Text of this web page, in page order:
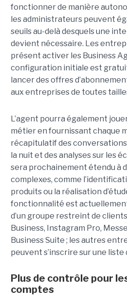
fonctionner de manière
les administrateurs peuvent
seuils au-delà desquels une
devient nécessaire. Les
présent activer les Business
configuration initiale est
lancer des offres
aux entreprises de toutes
L’agent pourra également
métier en fournissant chaque
récapitulatif des
la nuit et des analyses sur les
sera prochainement étendu à
complexes, comme
produits ou la réalisation
fonctionnalité est
d’un groupe restreint de
Business, Instagram Pro,
Business Suite ; les autres
peuvent s’inscrire sur une liste
Plus de contrôle pour
comptes